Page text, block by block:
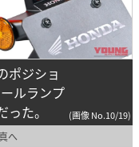
ポジショ
ルランプ
た。
(画像 No.10/19)
へ